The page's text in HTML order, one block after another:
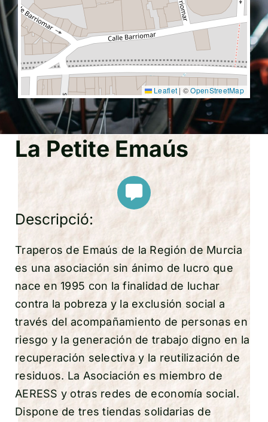
Leaflet | ©OpenStreetMap
La Petite Emaús
Descripció:
Traperos de Emaús de la Región de Murcia
es una asociación sin ánimo de lucro que
nace en 1995 con la finalidad de luchar
contra la pobreza y la exclusión social a
través del acompañamiento de personas en
riesgo y la generación de trabajo digno en la
recuperación selectiva y la reutilización de
residuos. La Asociación es miembro de
AERESS y otras redes de economía social.
Dispone de tres tiendas solidarias de